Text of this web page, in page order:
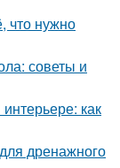
что нужно
советы и
как
дренажного